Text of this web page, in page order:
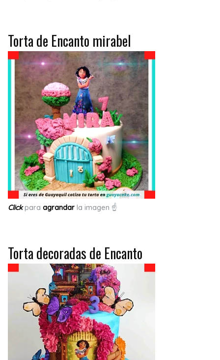
Torta de Encanto mirabel
Clickpara agrandar la imagen ☝
Torta decoradas de Encanto